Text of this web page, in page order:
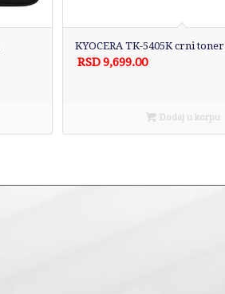
KYOCERA TK-5405K crni toner
RSD9,699.00
Dodaj u korpu